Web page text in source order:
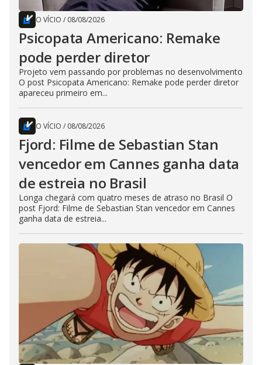
O VÍCIO / 08/08/2026
Psicopata Americano: Remake
pode perder diretor
Projeto vem passando por problemas no desenvolvimento
O post Psicopata Americano: Remake pode perder diretor
apareceu primeiro em...
O VÍCIO / 08/08/2026
Fjord: Filme de Sebastian Stan
vencedor em Cannes ganha data
de estreia no Brasil
Longa chegará com quatro meses de atraso no Brasil O
post Fjord: Filme de Sebastian Stan vencedor em Cannes
ganha data de estreia...